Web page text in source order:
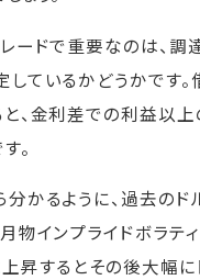
ードで重要なのは、調
ているかどうかです
、金利差での利益以
。
かるように、過去のド
物インプライドボラテ
昇するとその後大幅